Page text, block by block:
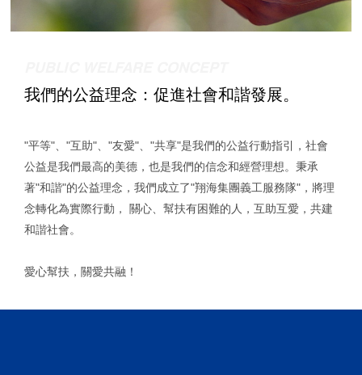
我們的公益理念：促進社會和諧發展。
"平等"、"互助"、"友愛"、"共享"是我們的公益行動指引，社會
公益是我們最高的美德，也是我們的信念和經營理想。秉承
著"和諧"的公益理念，我們成立了"翔海集團義工服務隊"，將理
念轉化為實際行動， 關心、幫扶有困難的人，互助互愛，共建
和諧社會。
愛心幫扶，關愛共融！